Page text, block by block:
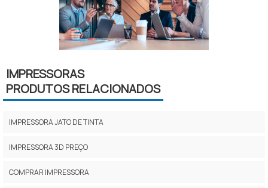
IMPRESSORAS
PRODUTOS RELACIONADOS
IMPRESSORA JATO DE TINTA
IMPRESSORA 3D PREÇO
COMPRAR IMPRESSORA